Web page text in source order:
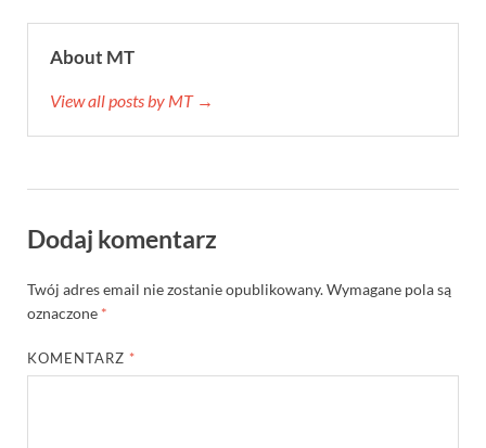
About MT
View all posts by MT →
Dodaj komentarz
Twój adres email nie zostanie opublikowany.Wymagane pola są
oznaczone *
KOMENTARZ *